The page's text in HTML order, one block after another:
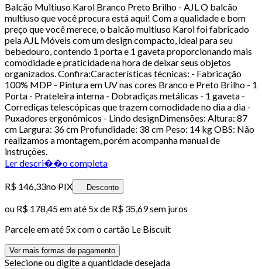
Balcão Multiuso Karol Branco Preto Brilho - AJL O balcão
multiuso que você procura está aqui! Com a qualidade e bom
preço que você merece, o balcão multiuso Karol foi fabricado
pela AJL Móveis com um design compacto, ideal para seu
bebedouro, contendo 1 porta e 1 gaveta proporcionando mais
comodidade e praticidade na hora de deixar seus objetos
organizados. Confira:Características técnicas: - Fabricação
100% MDP - Pintura em UV nas cores Branco e Preto Brilho - 1
Porta - Prateleira interna - Dobradiças metálicas - 1 gaveta -
Corrediças telescópicas que trazem comodidade no dia a dia -
Puxadores ergonômicos - Lindo designDimensões: Altura: 87
cm Largura: 36 cm Profundidade: 38 cm Peso: 14 kg OBS: Não
realizamos a montagem, porém acompanha manual de
instruções.
Ler descri��o completa
R$ 146,33no PIX Desconto
ou R$ 178,45em até 5x de R$ 35,69 sem juros
Parcele em até 5x com o cartão Le Biscuit
Ver mais formas de pagamento
Selecione ou digite a quantidade desejada